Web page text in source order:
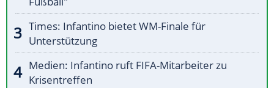
Times: Infantino bietet WM-Finale für
Unterstützung
Medien: Infantino ruft FIFA-Mitarbeiter zu
Krisentreffen